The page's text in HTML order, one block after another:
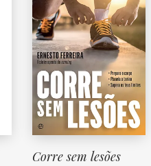
Corre sem lesões